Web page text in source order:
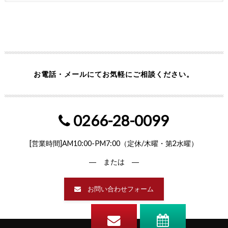
お電話・メールにてお気軽にご相談ください。
0266-28-0099
[営業時間]AM10:00-PM7:00（定休/木曜・第2水曜）
― または ―
お問い合わせフォーム